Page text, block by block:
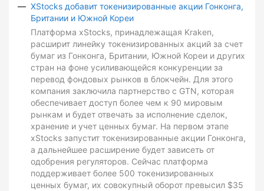
XStocks добавит токенизированные акции Гонконга,
Британии и Южной Кореи
Платформа xStocks, принадлежащая Kraken,
расширит линейку токенизированных акций за счет
бумаг из Гонконга, Британии, Южной Кореи и других
стран на фоне усиливающейся конкуренции за
перевод фондовых рынков в блокчейн. Для этого
компания заключила партнерство с GTN, которая
обеспечивает доступ более чем к 90 мировым
рынкам и будет отвечать за исполнение сделок,
хранение и учет ценных бумаг. На первом этапе
xStocks запустит токенизированные акции Гонконга,
а дальнейшее расширение будет зависеть от
одобрения регуляторов. Сейчас платформа
поддерживает более 500 токенизированных
ценных бумаг, их совокупный оборот превысил $35